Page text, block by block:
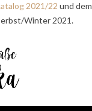
2021/22 und dem
Winter 2021.